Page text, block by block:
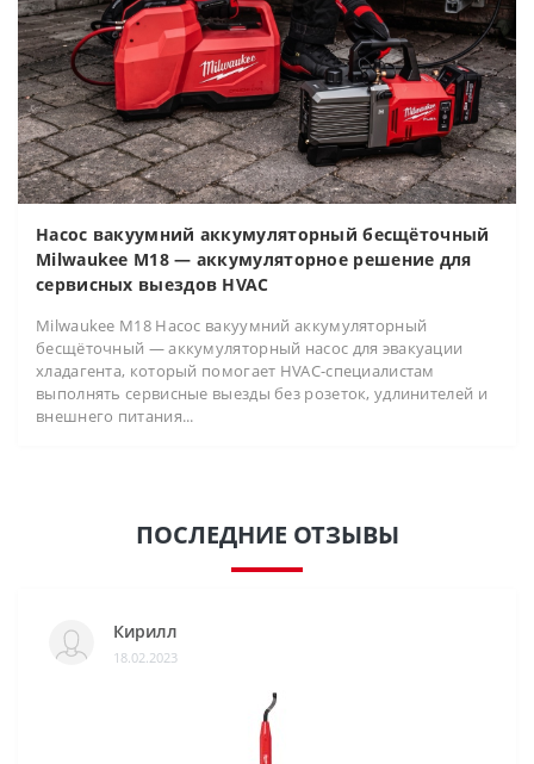
Насос вакуумний аккумуляторный бесщёточный
Milwaukee M18 — аккумуляторное решение для
сервисных выездов HVAC
Milwaukee M18 Насос вакуумний аккумуляторный
бесщёточный — аккумуляторный насос для эвакуации
хладагента, который помогает HVAC-специалистам
выполнять сервисные выезды без розеток, удлинителей и
внешнего питания...
ПОСЛЕДНИЕ ОТЗЫВЫ
Кирилл
18.02.2023